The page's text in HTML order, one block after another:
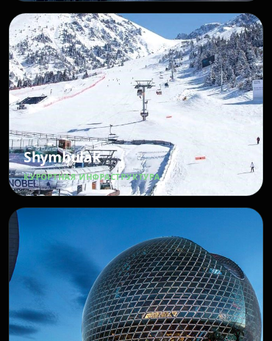
Shymbulak
КУРОРТНАЯ ИНФРАСТРУКТУРА